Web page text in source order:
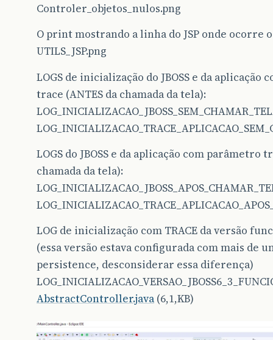
Controler_objetos_nulos.png
O print mostrando a linha do JSP onde ocorre
UTILS_JSP.png
LOGS de inicialização do JBOSS e da aplicação
trace (ANTES da chamada da tela):
LOGS do JBOSS e da aplicação com parâmetro
chamada da tela):
LOG de inicialização com TRACE da versão
(essa versão estava configurada com mais de
persistence, desconsiderar essa diferença)
AbstractController.java (6,1,KB)